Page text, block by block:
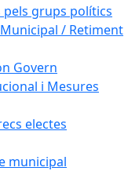
grups polítics
/ Retiment
Govern
i Mesures
electes
municipal